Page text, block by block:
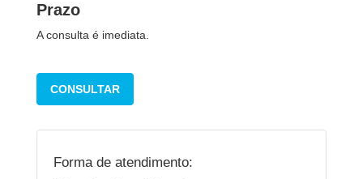
Prazo
A consulta é imediata.
CONSULTAR
Forma de atendimento: